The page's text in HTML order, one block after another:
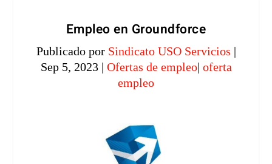
Empleo en Groundforce
Publicado por Sindicato USO Servicios |
Sep 5, 2023| Ofertas de empleo| oferta
empleo